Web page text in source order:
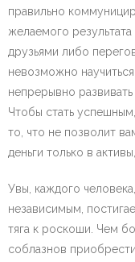
правильно
желаемого
друзьями либо
невозможно
непрерывно
Чтобы стать
то, что не позволит
деньги только в
Увы, каждого
независимым,
тяга к роскоши. Чем
соблазнов